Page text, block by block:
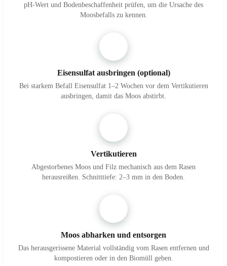
pH-Wert und Bodenbeschaffenheit prüfen, um die Ursache des
Moosbefalls zu kennen.
Eisensulfat ausbringen (optional)
Bei starkem Befall Eisensulfat 1–2 Wochen vor dem Vertikutieren
ausbringen, damit das Moos abstirbt.
Vertikutieren
Abgestorbenes Moos und Filz mechanisch aus dem Rasen
herausreißen. Schnitttiefe: 2–3 mm in den Boden.
Moos abharken und entsorgen
Das herausgerissene Material vollständig vom Rasen entfernen und
kompostieren oder in den Biomüll geben.